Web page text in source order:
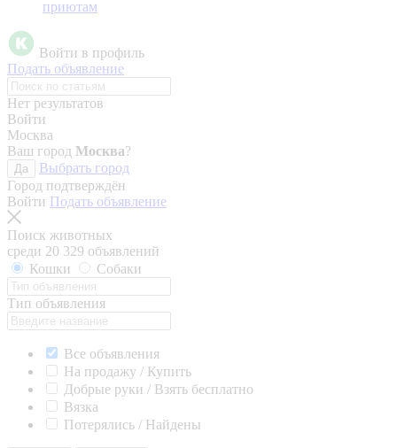
приютам
Войти в профиль
Подать объявление
Нет результатов
Войти
Москва
Ваш город Москва?
Да
Выбрать город
Город подтверждён
Войти Подать объявление
Поиск животных
среди 20 329 объявлений
Кошки
Собаки
Тип объявления
Все объявления
На продажу / Купить
Добрые руки / Взять бесплатно
Вязка
Потерялись / Найдены